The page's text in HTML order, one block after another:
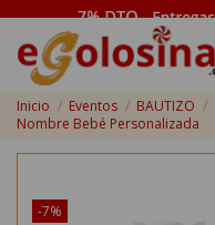
Inicio Eventos BAUTIZO
Nombre Bebé Personalizada
-7%